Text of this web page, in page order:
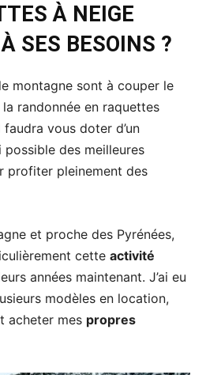
À NEIGE
SES BESOINS ?
montagne sont à couper le
randonnée en raquettes
vous doter d’un
possible des meilleures
profiter pleinement des
et proche des Pyrénées,
cette activité
années maintenant. J’ai eu
modèles en location,
acheter mes propres